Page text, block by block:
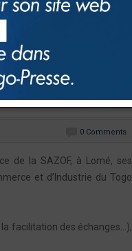
0 Comments
de la SAZOF, à Lomé, ses
et d’Industrie du Togo
facilitation des échanges…),